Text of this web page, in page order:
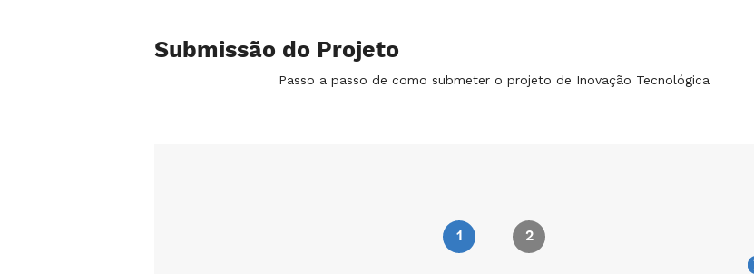
Submissão do Projeto
Passo a passo de como submeter o projeto de Inovação Tecnológica
1 2